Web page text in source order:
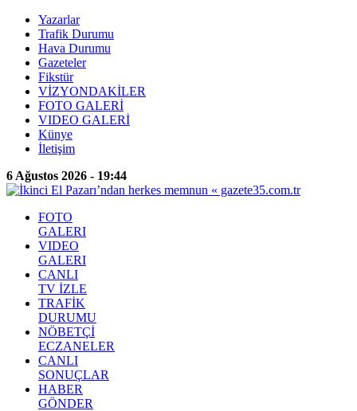
Yazarlar
Trafik Durumu
Hava Durumu
Gazeteler
Fikstür
VİZYONDAKİLER
FOTO GALERİ
VIDEO GALERİ
Künye
İletişim
6 Ağustos 2026 - 19:44
FOTO
GALERI
VIDEO
GALERI
CANLI
TV İZLE
TRAFİK
DURUMU
NÖBETÇİ
ECZANELER
CANLI
SONUÇLAR
HABER
GÖNDER